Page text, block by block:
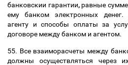
банковскии гарантии,равные
ему банком электронных денег.
агенту и способы оплаты за
договоре между банком и агентом.
55. Все взаиморасчеты между
должны осуществляться через